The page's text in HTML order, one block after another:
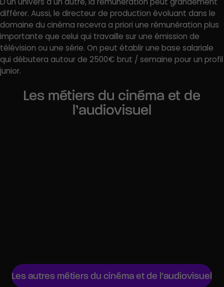
différer. Aussi, le directeur de production évoluant dans le
domaine du cinéma recevra a priori une rémunération plus
importante que celui qui travaille sur une émission de
télévision ou une série. On peut établir une base salariale
qui débutera autour de 2500€ brut / semaine pour un profil
junior.
Les métiers du cinéma et de
l’audiovisuel
Les autres métiers du cinéma et de l’audiovisuel